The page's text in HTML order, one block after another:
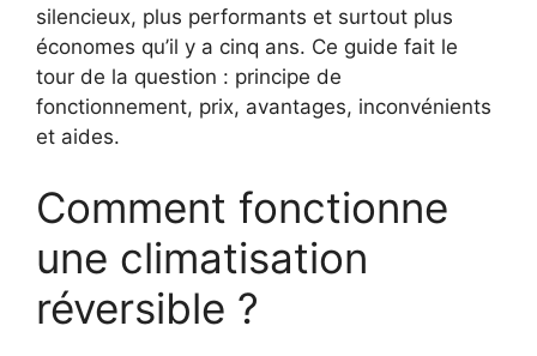
silencieux, plus performants et surtout plus
économes qu’il y a cinq ans. Ce guide fait le
tour de la question : principe de
fonctionnement, prix, avantages, inconvénients
et aides.
Comment fonctionne
une climatisation
réversible ?